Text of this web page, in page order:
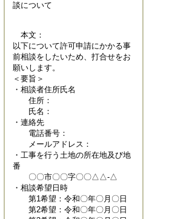
談について
本文：
以下について許可申請にかかる事
前相談をしたいため、打合せをお
願いします。
＜要旨＞
・相談者住所氏名
住所：
氏名：
・連絡先
電話番号：
メールアドレス：
・工事を行う土地の所在地及び地
番
〇〇市〇〇字〇〇△△-△
・相談希望日時
第1希望：令和〇年〇月〇日
第2希望：令和〇年〇月〇日